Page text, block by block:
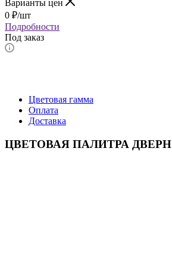
Варианты цен
0 ₽/шт
Подробности
Под заказ
Цветовая гамма
Оплата
Доставка
ЦВЕТОВАЯ ПАЛИТРА